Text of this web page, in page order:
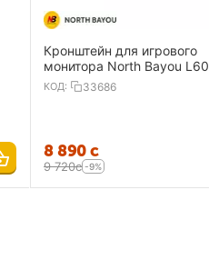
Кронштейн для игрового
монитора North Bayou L60
15"-32" поворот360 RGB
подсветка
КОД: 33686
8 890с
9 720с -9%